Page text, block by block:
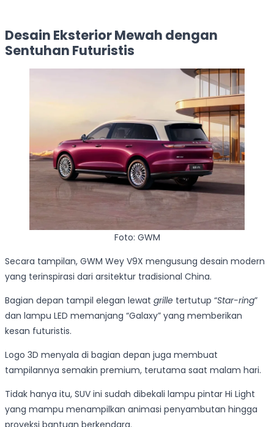
Desain Eksterior Mewah dengan
Sentuhan Futuristis
Foto: GWM
Secara tampilan, GWM Wey V9X mengusung desain modern
yang terinspirasi dari arsitektur tradisional China.
Bagian depan tampil elegan lewat grille tertutup “Star-ring”
dan lampu LED memanjang “Galaxy” yang memberikan
kesan futuristis.
Logo 3D menyala di bagian depan juga membuat
tampilannya semakin premium, terutama saat malam hari.
Tidak hanya itu, SUV ini sudah dibekali lampu pintar Hi Light
yang mampu menampilkan animasi penyambutan hingga